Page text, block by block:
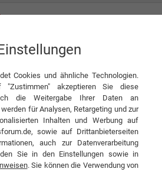
Zukunft auf Aluminium
Zukunft auf
Cookies und ähnliche Technologien.
akzeptieren Sie diese
die Weitergabe Ihrer Daten an
für Analysen, Retargeting und zur
Inhalten und Werbung auf
sowie auf Drittanbieterseiten
auch zur Datenverarbeitung
Sie in den Einstellungen sowie in
. Sie können die Verwendung von